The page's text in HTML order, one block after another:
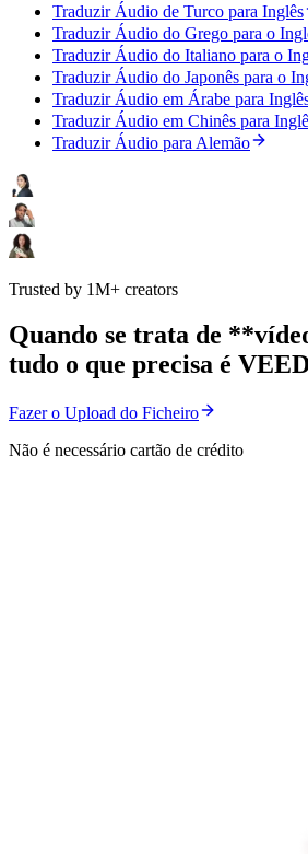
Traduzir Áudio de Turco para Inglês
Traduzir Áudio do Grego para o
Traduzir Áudio do Italiano para o
Traduzir Áudio do Japonês para o
Traduzir Áudio em Árabe para
Traduzir Áudio em Chinês para
Traduzir Áudio para Alemão
Trusted by 1M+ creators
Quando se trata de
tudo o que precisa é
Fazer o Upload do Ficheiro
Não é necessário cartão de crédito